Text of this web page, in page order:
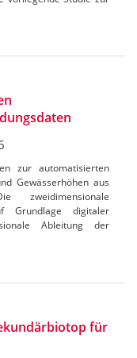
zur automatisierten
Gewässerhöhen aus
zweidimensionale
Grundlage digitaler
Ableitung der
für